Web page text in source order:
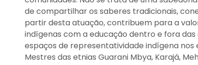
de compartilhar os saberes tradicionais,
partir desta atuação, contribuem para a
indígenas com a educação dentro e fora
espaços de representatividade indígena
Mestres das etnias Guarani Mbya, Karajá,